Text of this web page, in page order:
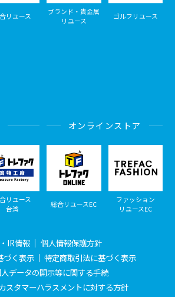
リユース
ブランド・貴金属
リユース
ゴルフリユース
リユース
台湾
オンラインストア
総合リユースEC
ファッション
リユースEC
IR情報
個人情報保護方針
づく表示
特定商取引法に基づく表示
データの開示等に関する手続
カスタマーハラスメントに対する方針